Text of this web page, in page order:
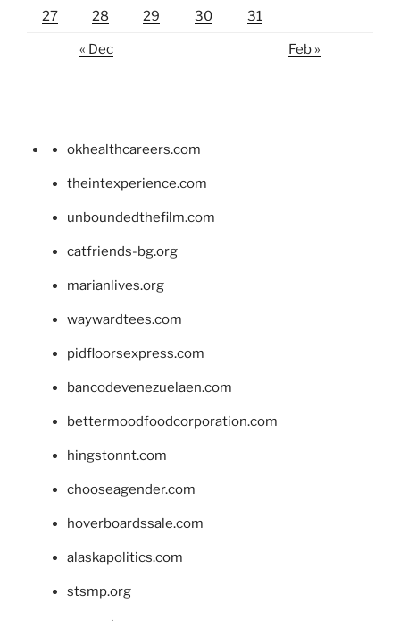
27 28 29 30 31
« Dec Feb »
okhealthcareers.com
theintexperience.com
unboundedthefilm.com
catfriends-bg.org
marianlives.org
waywardtees.com
pidfloorsexpress.com
bancodevenezuelaen.com
bettermoodfoodcorporation.com
hingstonnt.com
chooseagender.com
hoverboardssale.com
alaskapolitics.com
stsmp.org